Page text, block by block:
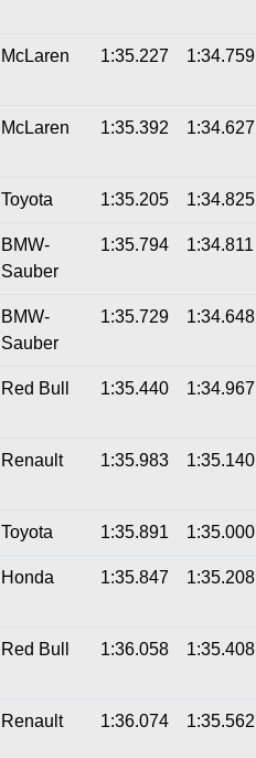
McLaren 1:35.227 1:34.759
McLaren 1:35.392 1:34.627
Toyota 1:35.205 1:34.825
BMW-
Sauber
1:35.794 1:34.811
BMW-
Sauber
1:35.729 1:34.648
Red Bull 1:35.440 1:34.967
Renault 1:35.983 1:35.140
Toyota 1:35.891 1:35.000
Honda 1:35.847 1:35.208
Red Bull 1:36.058 1:35.408
Renault 1:36.074 1:35.562